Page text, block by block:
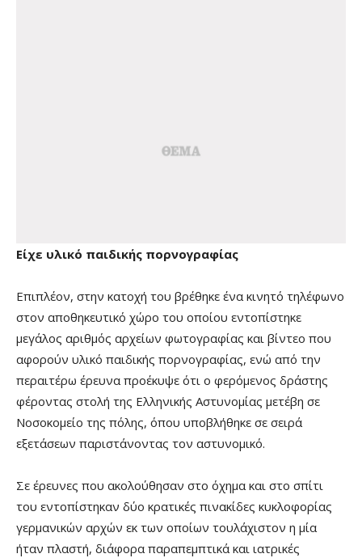
Είχε υλικό παιδικής πορνογραφίας
Επιπλέον, στην κατοχή του βρέθηκε ένα κινητό τηλέφωνο
στον αποθηκευτικό χώρο του οποίου εντοπίστηκε
μεγάλος αριθμός αρχείων φωτογραφίας και βίντεο που
αφορούν υλικό παιδικής πορνογραφίας, ενώ από την
περαιτέρω έρευνα προέκυψε ότι ο φερόμενος δράστης
φέροντας στολή της Ελληνικής Αστυνομίας μετέβη σε
Νοσοκομείο της πόλης, όπου υποβλήθηκε σε σειρά
εξετάσεων παριστάνοντας τον αστυνομικό.
Σε έρευνες που ακολούθησαν στο όχημα και στο σπίτι
του εντοπίστηκαν δύο κρατικές πινακίδες κυκλοφορίας
γερμανικών αρχών εκ των οποίων τουλάχιστον η μία
ήταν πλαστή, διάφορα παραπεμπτικά και ιατρικές